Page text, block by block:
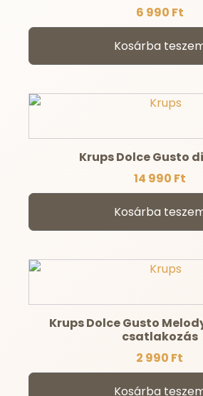
6 990 Ft
Kosárba
Krups Dolce Gusto
14 990 Ft
Kosárba
Krups Dolce Gusto
csatlakozás
2 990 Ft
Kosárba